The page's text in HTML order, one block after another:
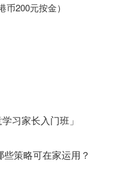
200元按金）
习家长入门班」
策略可在家运用？